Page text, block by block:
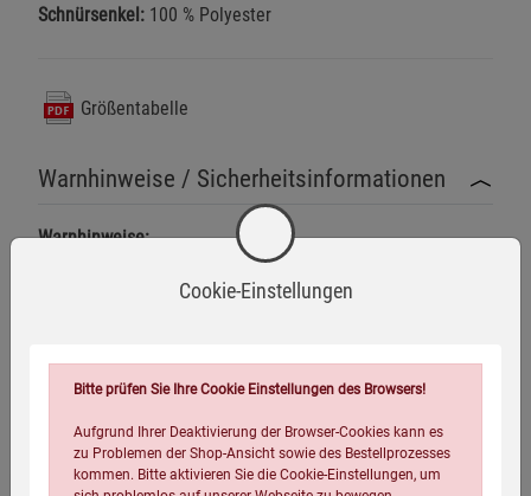
Schnürsenkel: 100 % Polyester
Größentabelle
Warnhinweise / Sicherheitsinformationen
Warnhinweise:
Der Stiefel darf nicht in Umgebungen mit chemischen
Gefahrstoffen getragen werden, die das Material
Keine unsachgemäße Nutzung wie z. B. als Kletter- oder
Bergsteigerausrüstung.
Übermäßige Hitze oder offene Flammen können das
Material beschädigen und die Schutzwirkung
beeinträchtigen.
Herstellerinformationen
Cookie-Einstellungen
Bitte prüfen Sie Ihre Cookie Einstellungen des Browsers!
Aufgrund Ihrer Deaktivierung der Browser-Cookies kann es
zu Problemen der Shop-Ansicht sowie des Bestellprozesses
kommen. Bitte aktivieren Sie die Cookie-Einstellungen, um